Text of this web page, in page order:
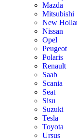
Mazda
Mitsubishi
New
Nissan
Opel
Peugeot
Polaris
Renault
Saab
Scania
Seat
Sisu
Suzuki
Tesla
Toyota
Ursus